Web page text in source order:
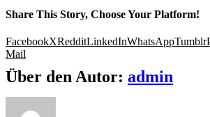
Share This Story, Choose Your Platform!
FacebookXRedditLinkedInWhatsAppTumblr
Mail
Über den Autor: admin